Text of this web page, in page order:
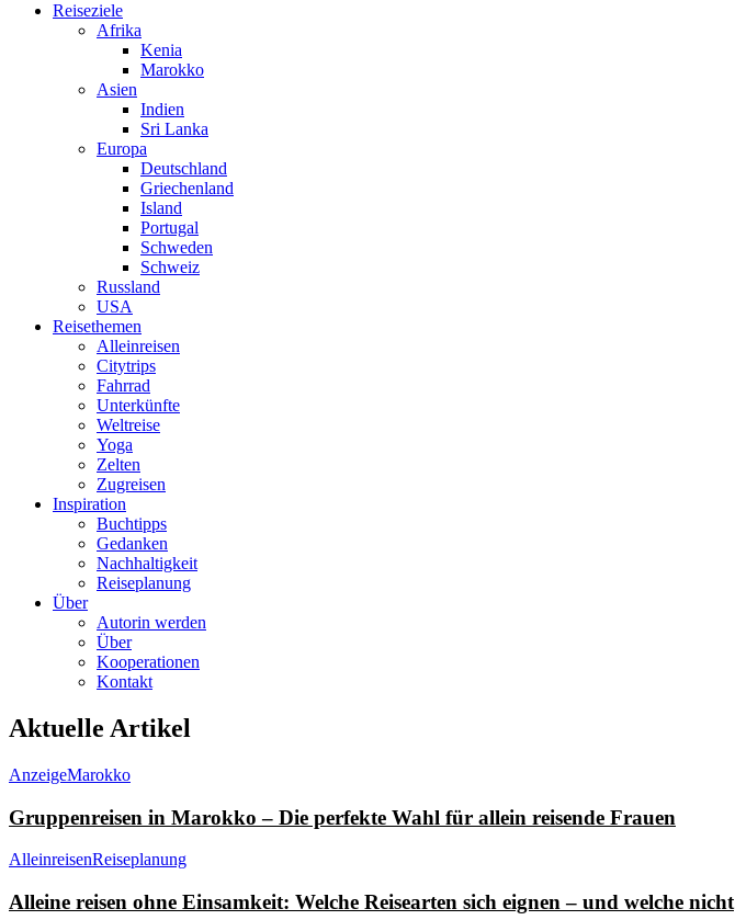
Reiseziele
Afrika
Kenia
Marokko
Asien
Indien
Sri Lanka
Europa
Deutschland
Griechenland
Island
Portugal
Schweden
Schweiz
Russland
USA
Reisethemen
Alleinreisen
Citytrips
Fahrrad
Unterkünfte
Weltreise
Yoga
Zelten
Zugreisen
Inspiration
Buchtipps
Gedanken
Nachhaltigkeit
Reiseplanung
Über
Autorin werden
Über
Kooperationen
Kontakt
Aktuelle Artikel
AnzeigeMarokko
Gruppenreisen in Marokko – Die perfekte Wahl für allein reisende Frauen
AlleinreisenReiseplanung
Alleine reisen ohne Einsamkeit: Welche Reisearten sich eignen – und welche nicht